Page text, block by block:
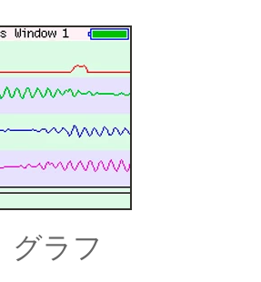
グラフ